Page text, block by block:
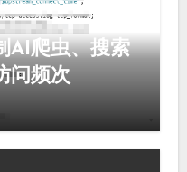
AI爬虫、搜索
问频次